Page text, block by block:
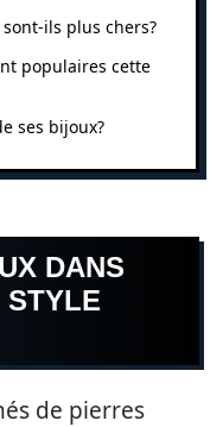
ils plus chers?
populaires cette
ses bijoux?
DANS
STYLE
de pierres